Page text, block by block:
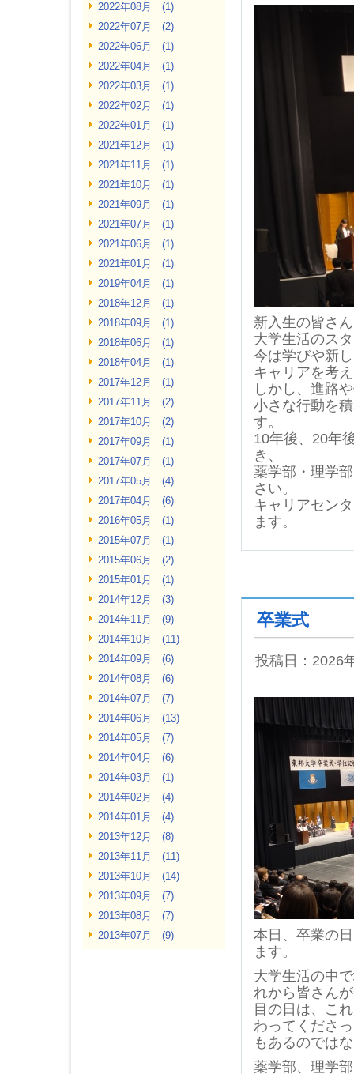
2022年08月 (1)
2022年07月 (2)
2022年06月 (1)
2022年04月 (1)
2022年03月 (1)
2022年02月 (1)
2022年01月 (1)
2021年12月 (1)
2021年11月 (1)
2021年10月 (1)
2021年09月 (1)
2021年07月 (1)
2021年06月 (1)
2021年01月 (1)
2019年04月 (1)
2018年12月 (1)
2018年09月 (1)
2018年06月 (1)
2018年04月 (1)
2017年12月 (1)
2017年11月 (2)
2017年10月 (2)
2017年09月 (1)
2017年07月 (1)
2017年05月 (4)
2017年04月 (6)
2016年05月 (1)
2015年07月 (1)
2015年06月 (2)
2015年01月 (1)
2014年12月 (3)
2014年11月 (9)
2014年10月 (11)
2014年09月 (6)
2014年08月 (6)
2014年07月 (7)
2014年06月 (13)
2014年05月 (7)
2014年04月 (6)
2014年03月 (1)
2014年02月 (4)
2014年01月 (4)
2013年12月 (8)
2013年11月 (11)
2013年10月 (14)
2013年09月 (7)
2013年08月 (7)
2013年07月 (9)
新入生の皆さ
大学生活のス
今は学びや新
キャリアを考
しかし、進路
小さな行動を
す。
10年後、20年
き、
薬学部・理学
さい。
キャリアセン
ます。
卒業式
投稿日：2026
本日、卒業の
ます。
大学生活の中
れから皆さん
目の日は、こ
わってくださ
もあるのでは
薬学部、理学